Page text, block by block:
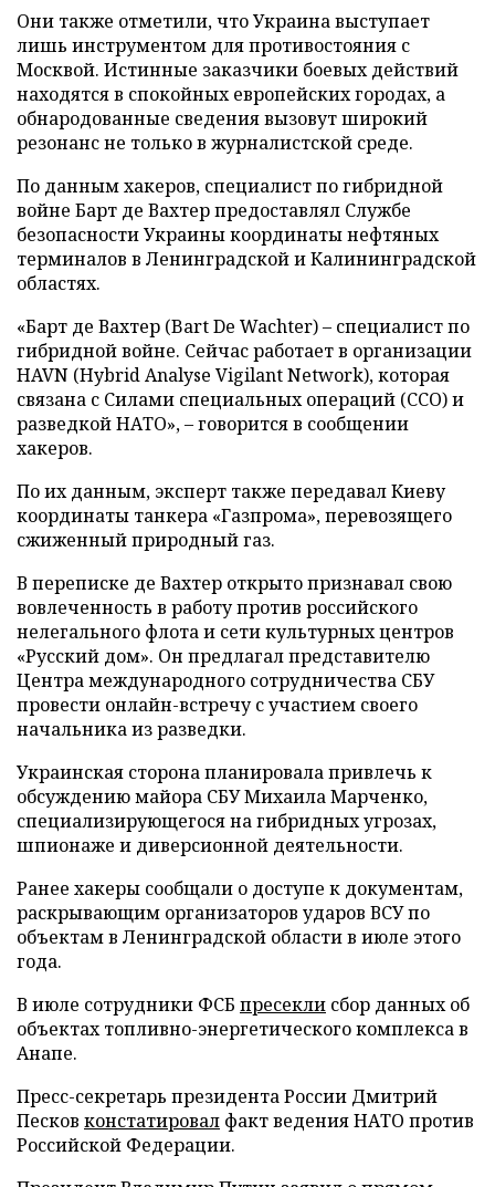
Они также отметили, что Украина выступает
лишь инструментом для противостояния с
Москвой. Истинные заказчики боевых действий
находятся в спокойных европейских городах, а
обнародованные сведения вызовут широкий
резонанс не только в журналистской среде.
По данным хакеров, специалист по гибридной
войне Барт де Вахтер предоставлял Службе
безопасности Украины координаты нефтяных
терминалов в Ленинградской и Калининградской
областях.
«Барт де Вахтер (Bart De Wachter) – специалист по
гибридной войне. Сейчас работает в организации
HAVN (Hybrid Analyse Vigilant Network), которая
связана с Силами специальных операций (ССО) и
разведкой НАТО», – говорится в сообщении
хакеров.
По их данным, эксперт также передавал Киеву
координаты танкера «Газпрома», перевозящего
сжиженный природный газ.
В переписке де Вахтер открыто признавал свою
вовлеченность в работу против российского
нелегального флота и сети культурных центров
«Русский дом». Он предлагал представителю
Центра международного сотрудничества СБУ
провести онлайн-встречу с участием своего
начальника из разведки.
Украинская сторона планировала привлечь к
обсуждению майора СБУ Михаила Марченко,
специализирующегося на гибридных угрозах,
шпионаже и диверсионной деятельности.
Ранее хакеры сообщали о доступе к документам,
раскрывающим организаторов ударов ВСУ по
объектам в Ленинградской области в июле этого
года.
В июле сотрудники ФСБ пресекли сбор данных об
объектах топливно-энергетического комплекса в
Анапе.
Пресс-секретарь президента России Дмитрий
Песков констатировал факт ведения НАТО против
Российской Федерации.